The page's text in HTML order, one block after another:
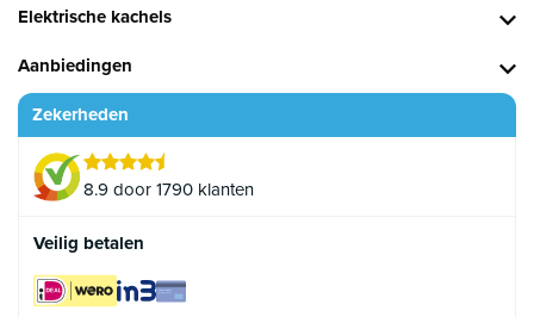
Elektrische kachels
Aanbiedingen
Zekerheden
8.9 door 1790 klanten
Veilig betalen